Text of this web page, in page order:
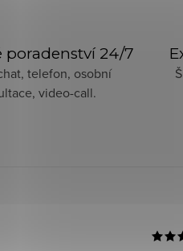
poradenství 24/7
telefon, osobní
video-call.